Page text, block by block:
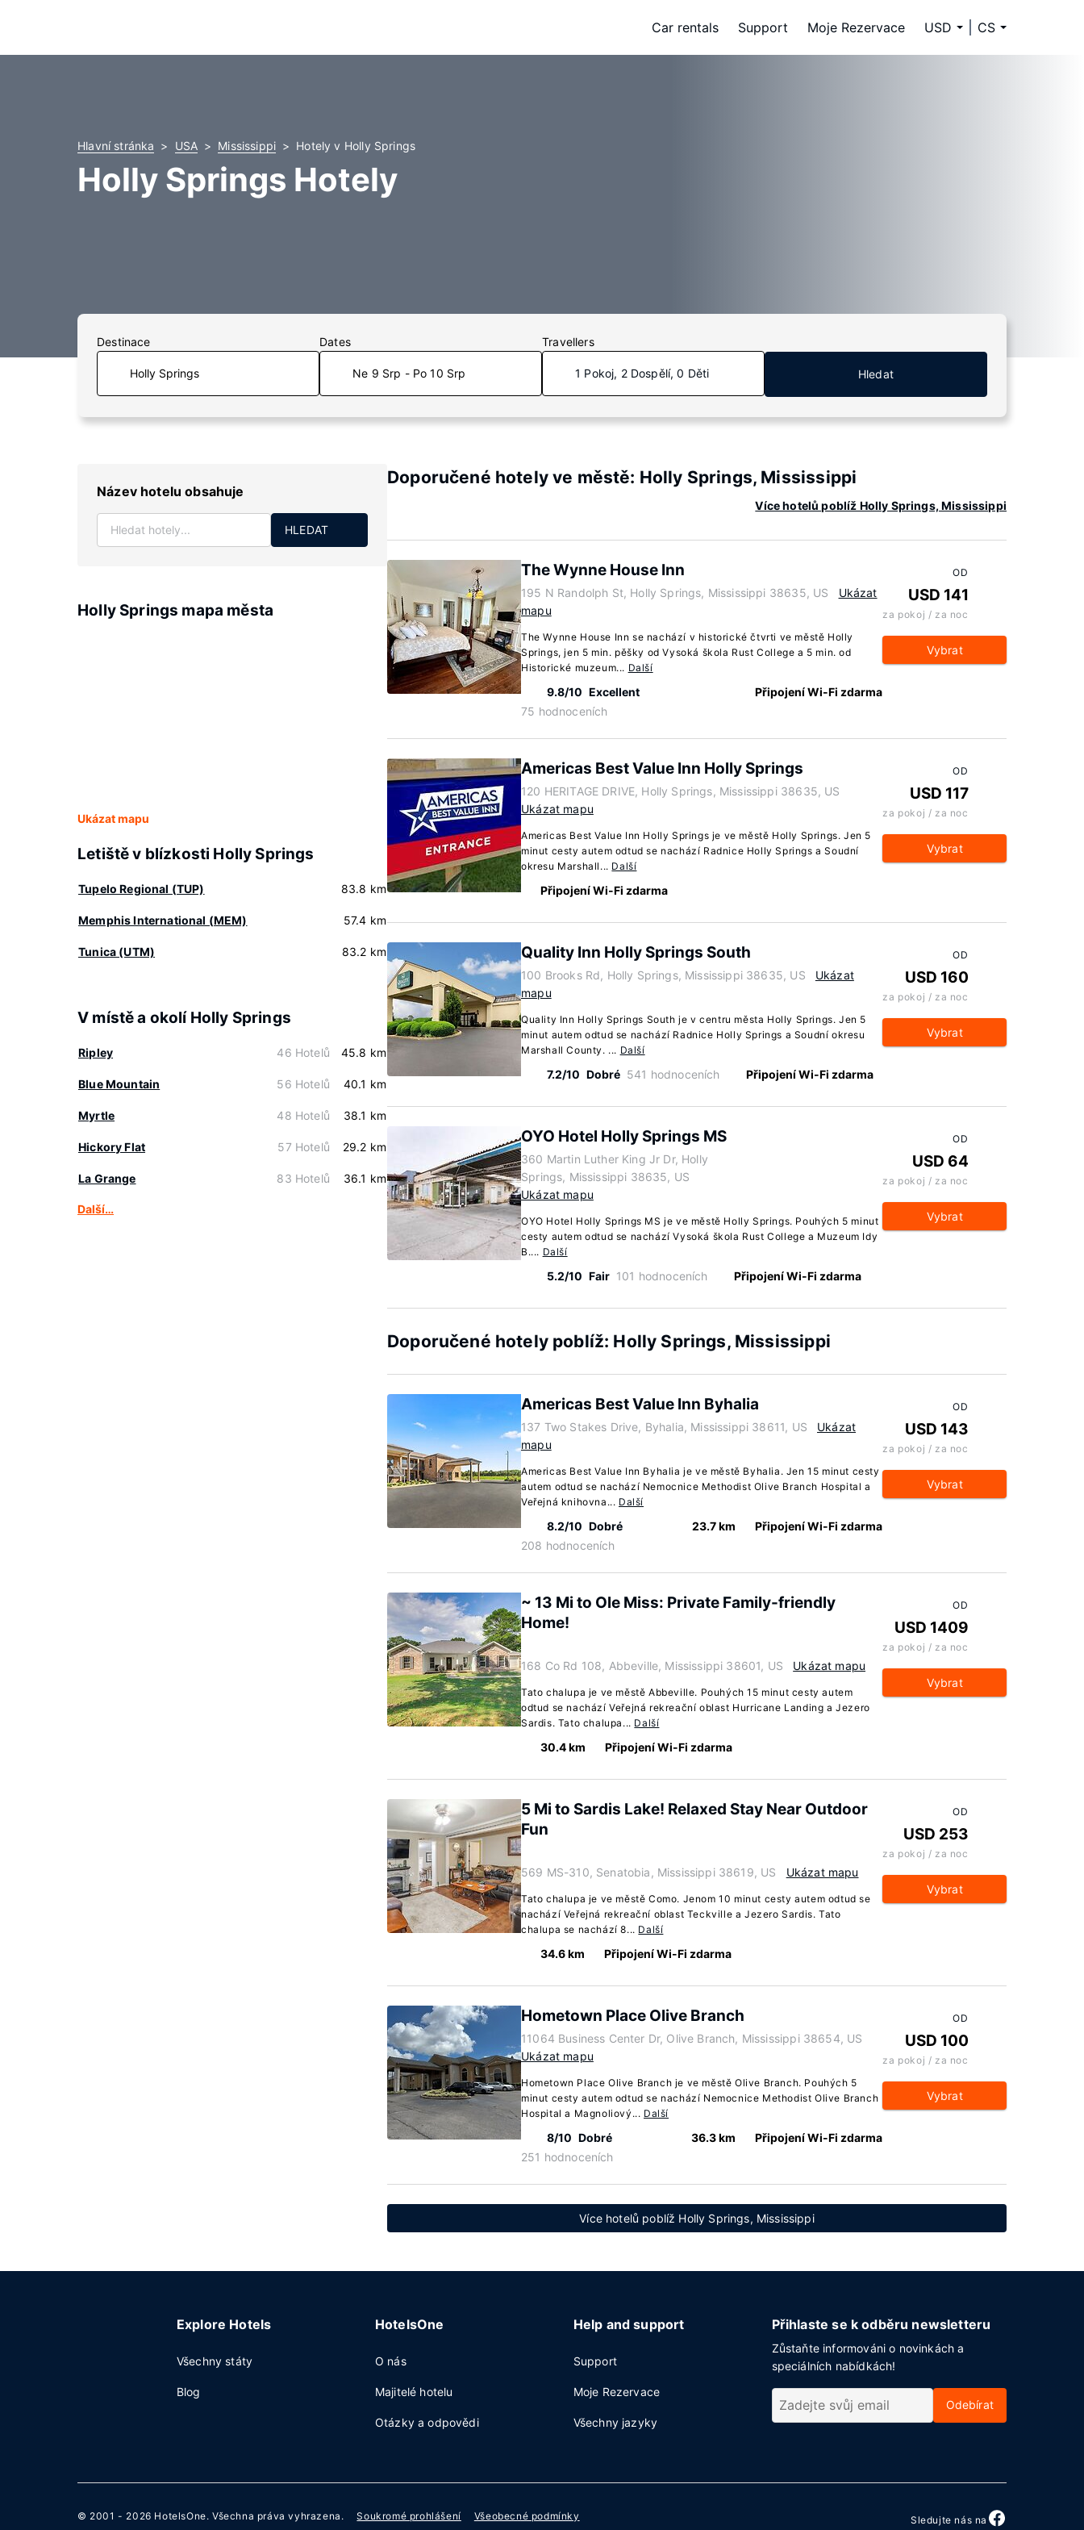
Car rentals Support Moje Rezervace USD CS
Hlavní stránka USA Mississippi Hotely v Holly Springs
Holly Springs Hotely
Destinace Dates
Ne 9 Srp - Po 10 Srp
Travellers
1 Pokoj, 2 Dospělí, 0 Děti Hledat
Název hotelu obsahuje
HLEDAT
Holly Springs mapa města
Ukázat mapu
Letiště v blízkosti Holly Springs
Tupelo Regional (TUP) 83.8 km
Memphis International (MEM) 57.4 km
Tunica (UTM) 83.2 km
V místě a okolí Holly Springs
Ripley 46 Hotelů 45.8 km
Blue Mountain 56 Hotelů 40.1 km
Myrtle 48 Hotelů 38.1 km
Hickory Flat 57 Hotelů 29.2 km
La Grange 83 Hotelů 36.1 km
Další…
Doporučené hotely ve městě: Holly Springs, Mississippi
Více hotelů poblíž Holly Springs, Mississippi
The Wynne House Inn
195 N Randolph St, Holly Springs, Mississippi 38635, US
Ukázat
mapu
The Wynne House Inn se nachází v historické čtvrti ve městě Holly
Springs, jen 5 min. pěšky od Vysoká škola Rust College a 5 min. od
Historické muzeum... Další
9.8/10 Excellent
75 hodnoceních
Připojení Wi-Fi zdarma
OD
USD 141
za pokoj / za noc
Vybrat
Americas Best Value Inn Holly Springs
120 HERITAGE DRIVE, Holly Springs, Mississippi 38635, US
Ukázat mapu
Americas Best Value Inn Holly Springs je ve městě Holly Springs. Jen 5
minut cesty autem odtud se nachází Radnice Holly Springs a Soudní
okresu Marshall... Další
Připojení Wi-Fi zdarma
OD
USD 117
za pokoj / za noc
Vybrat
Quality Inn Holly Springs South
100 Brooks Rd, Holly Springs, Mississippi 38635, US
Ukázat
mapu
Quality Inn Holly Springs South je v centru města Holly Springs. Jen 5
minut autem odtud se nachází Radnice Holly Springs a Soudní okresu
Marshall County. ... Další
7.2/10 Dobré 541 hodnoceních Připojení Wi-Fi zdarma
OD
USD 160
za pokoj / za noc
Vybrat
OYO Hotel Holly Springs MS
360 Martin Luther King Jr Dr, Holly
Springs, Mississippi 38635, US
Ukázat mapu
OYO Hotel Holly Springs MS je ve městě Holly Springs. Pouhých 5 minut
cesty autem odtud se nachází Vysoká škola Rust College a Muzeum Idy
B.... Další
5.2/10 Fair 101 hodnoceních Připojení Wi-Fi zdarma
OD
USD 64
za pokoj / za noc
Vybrat
Doporučené hotely poblíž: Holly Springs, Mississippi
Americas Best Value Inn Byhalia
137 Two Stakes Drive, Byhalia, Mississippi 38611, US
Ukázat
mapu
Americas Best Value Inn Byhalia je ve městě Byhalia. Jen 15 minut cesty
autem odtud se nachází Nemocnice Methodist Olive Branch Hospital a
Veřejná knihovna... Další
8.2/10 Dobré
208 hodnoceních
23.7 km Připojení Wi-Fi zdarma
OD
USD 143
za pokoj / za noc
Vybrat
~ 13 Mi to Ole Miss: Private Family-friendly
Home!
168 Co Rd 108, Abbeville, Mississippi 38601, US Ukázat mapu
Tato chalupa je ve městě Abbeville. Pouhých 15 minut cesty autem
odtud se nachází Veřejná rekreační oblast Hurricane Landing a Jezero
Sardis. Tato chalupa... Další
30.4 km Připojení Wi-Fi zdarma
OD
USD 1409
za pokoj / za noc
Vybrat
5 Mi to Sardis Lake! Relaxed Stay Near Outdoor
Fun
569 MS-310, Senatobia, Mississippi 38619, US Ukázat mapu
Tato chalupa je ve městě Como. Jenom 10 minut cesty autem odtud se
nachází Veřejná rekreační oblast Teckville a Jezero Sardis. Tato
chalupa se nachází 8... Další
34.6 km Připojení Wi-Fi zdarma
OD
USD 253
za pokoj / za noc
Vybrat
Hometown Place Olive Branch
11064 Business Center Dr, Olive Branch, Mississippi 38654, US
Ukázat mapu
Hometown Place Olive Branch je ve městě Olive Branch. Pouhých 5
minut cesty autem odtud se nachází Nemocnice Methodist Olive Branch
Hospital a Magnoliový... Další
8/10 Dobré
251 hodnoceních
36.3 km Připojení Wi-Fi zdarma
OD
USD 100
za pokoj / za noc
Vybrat
Více hotelů poblíž Holly Springs, Mississippi
Explore Hotels
Všechny státy
Blog
HotelsOne
O nás
Majitelé hotelu
Otázky a odpovědi
Help and support
Support
Moje Rezervace
Všechny jazyky
Přihlaste se k odběru newsletteru
Zůstaňte informováni o novinkách a
speciálních nabídkách!
Odebírat
© 2001 - 2026 HotelsOne. Všechna práva vyhrazena. Soukromé prohlášení Všeobecné podmínky Sledujte nás na